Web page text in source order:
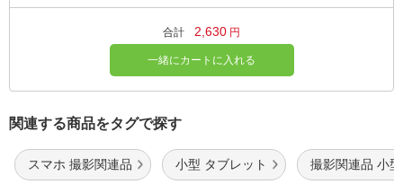
合計 2,630 円
一緒にカートに入れる
関連する商品をタグで探す
スマホ 撮影関連品 小型 タブレット 撮影関連品 小型